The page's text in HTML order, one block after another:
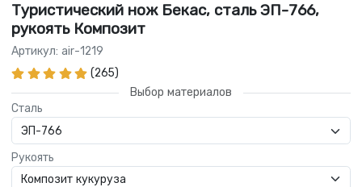
Туристический нож Бекас, сталь ЭП-766,
рукоять Композит
Артикул: air-1219
(265)
Выбор материалов
Сталь
Рукоять